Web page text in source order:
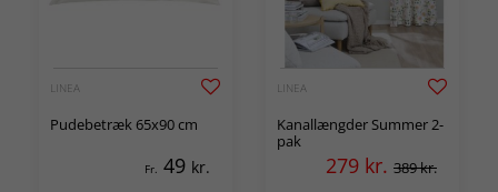
LINEA
Pudebetræk 65x90 cm
Fr. 49 kr.
LINEA
Kanallængder Summer 2-
pak
279 kr. 389 kr.